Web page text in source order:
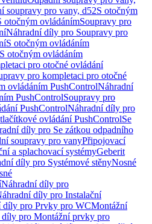
soupravy pro vany, d52S otočným
otočným ovládánímSoupravy pro
Náhradní díly pro Soupravy pro
S otočným ovládáním
otočným ovládáním
pro otočné ovládání
pro kompletaci pro otočné
ovládáním PushControlNáhradní
PushControlSoupravy pro
PushControlNáhradní díly pro
ovládání PushControlSe
díly pro Se zátkou odpadního
soupravy pro vanyPřipojovací
a splachovací systémyGeberit
díly pro Systémové stěnyNosné
Náhradní díly pro
díly pro Instalační
díly pro Prvky pro WCMontážní
díly pro Montážní prvky pro